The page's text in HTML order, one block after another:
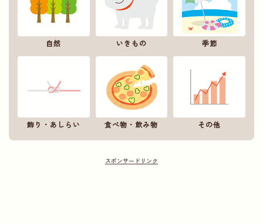
自然 いきもの 季節
飾り・あしらい 食べ物・飲み物 その他